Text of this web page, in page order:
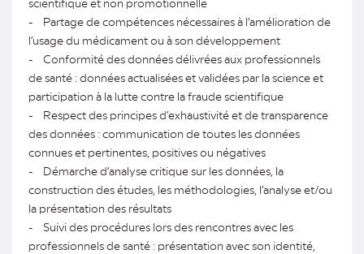
- Partage de compétences nécessaires à l’amélioration de
l’usage du médicament ou à son développement
- Conformité des données délivrées aux professionnels
de santé : données actualisées et validées par la science et
participation à la lutte contre la fraude scientifique
- Respect des principes d’exhaustivité et de transparence
des données : communication de toutes les données
connues et pertinentes, positives ou négatives
- Démarche d’analyse critique sur les données, la
construction des études, les méthodologies, l’analyse et/ou
la présentation des résultats
- Suivi des procédures lors des rencontres avec les
professionnels de santé : présentation avec son identité,